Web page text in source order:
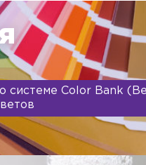
системе Color Bank